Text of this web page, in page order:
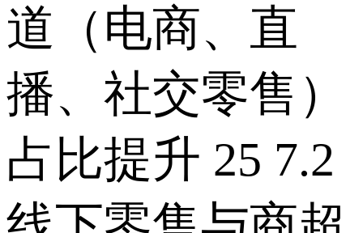
道（电商、直
播、社交零售）
占比提升 25 7.2